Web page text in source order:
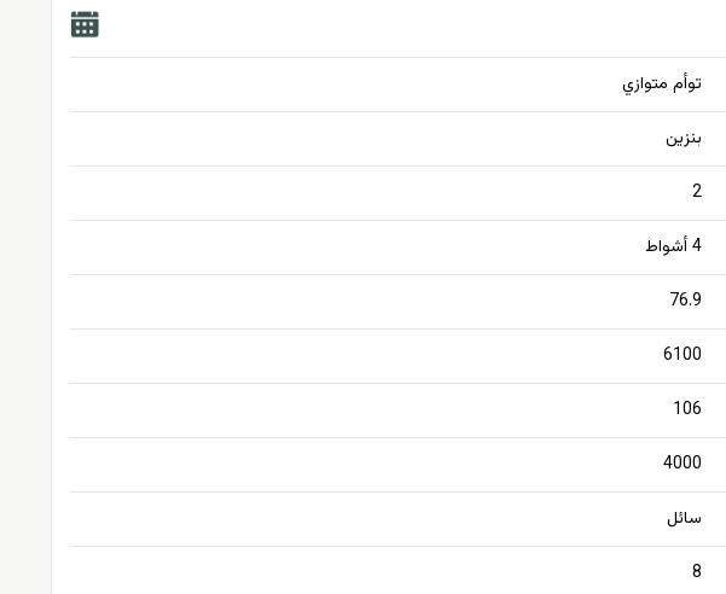
توأم متوازي
بنزين
2
4 أشواط
76.9
6100
106
4000
سائل
8